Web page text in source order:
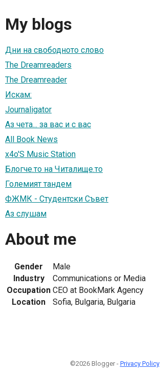
My blogs
Дни на свободното слово
The Dreamreaders
The Dreamreader
Искам:
Journaligator
Аз чета... за вас и с вас
All Book News
x4o'S Music Station
Блогче.то на Читалище.то
Големият тандем
ФЖМК - Студентски Съвет
Аз слушам
About me
Gender
Male
Industry
Communications or Media
Occupation CEO at BookMark Agency
Location
Sofia, Bulgaria, Bulgaria
©2026 Blogger - Privacy Policy